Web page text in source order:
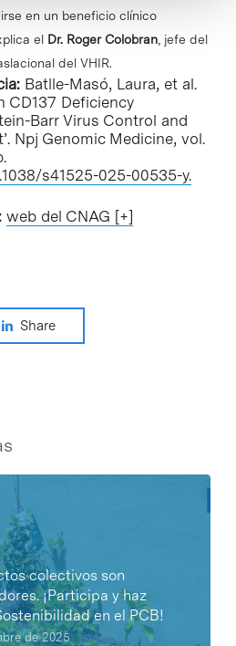
en un beneficio clínico
el Dr. Roger Colobran, jefe del
del VHIR.
Batlle-Masó, Laura, et al.
CD137 Deficiency
Barr Virus Control and
Npj Genomic Medicine, vol.
s41525-025-00535-y.
web del CNAG [+]
Share
colectivos son
¡Participa y haz
en el PCB!
de 2025